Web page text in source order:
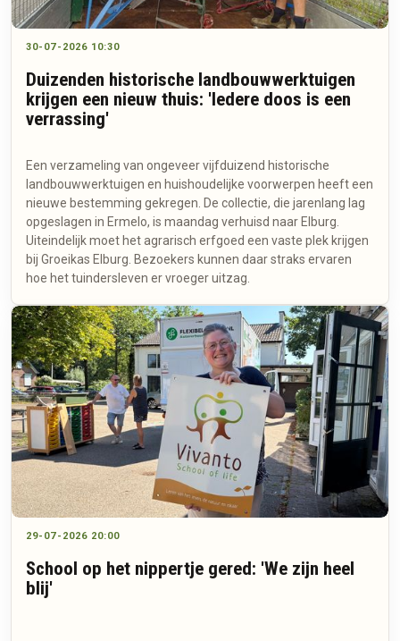
30-07-2026 10:30
Duizenden historische landbouwwerktuigen
krijgen een nieuw thuis: 'Iedere doos is een
verrassing'
Een verzameling van ongeveer vijfduizend historische
landbouwwerktuigen en huishoudelijke voorwerpen heeft een
nieuwe bestemming gekregen. De collectie, die jarenlang lag
opgeslagen in Ermelo, is maandag verhuisd naar Elburg.
Uiteindelijk moet het agrarisch erfgoed een vaste plek krijgen
bij Groeikas Elburg. Bezoekers kunnen daar straks ervaren
hoe het tuindersleven er vroeger uitzag.
29-07-2026 20:00
School op het nippertje gered: 'We zijn heel
blij'